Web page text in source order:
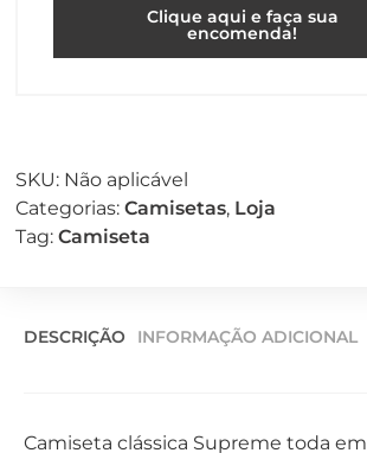
Clique aqui e faça sua
encomenda!
SKU: Não aplicável
Categorias: Camisetas, Loja
Tag: Camiseta
DESCRIÇÃO INFORMAÇÃO ADICIONAL
Camiseta clássica Supreme toda